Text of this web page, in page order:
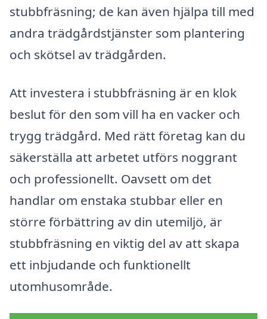
stubbfräsning; de kan även hjälpa till med
andra trädgårdstjänster som plantering
och skötsel av trädgården.
Att investera i stubbfräsning är en klok
beslut för den som vill ha en vacker och
trygg trädgård. Med rätt företag kan du
säkerställa att arbetet utförs noggrant
och professionellt. Oavsett om det
handlar om enstaka stubbar eller en
större förbättring av din utemiljö, är
stubbfräsning en viktig del av att skapa
ett inbjudande och funktionellt
utomhusområde.